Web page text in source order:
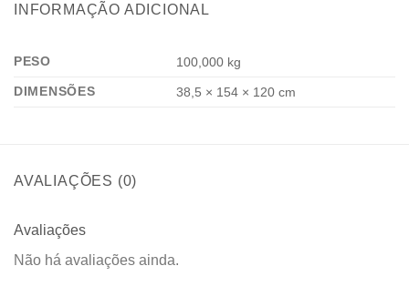
INFORMAÇÃO ADICIONAL
PESO
100,000 kg
DIMENSÕES
38,5 × 154 × 120 cm
AVALIAÇÕES (0)
Avaliações
Não há avaliações ainda.